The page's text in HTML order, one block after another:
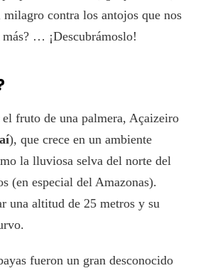
milagro contra los antojos que nos
… ¡Descubrámoslo!
el fruto de una palmera, Açaizeiro
), que crece en un ambiente
la lluviosa selva del norte del
(en especial del Amazonas).
una altitud de 25 metros y su
fueron un gran desconocido